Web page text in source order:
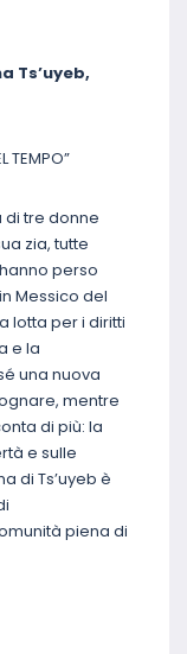
Ts’uyeb,
TEMPO”
di tre donne
zia, tutte
perso
Messico del
lotta per i diritti
e la
una nuova
mentre
di più: la
e sulle
di Ts’uyeb è
piena di